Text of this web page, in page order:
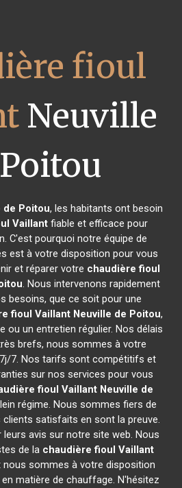
fioul
Neuville
de Poitou, les habitants ont besoin
Vaillantfiable et efficace pour
C'est pourquoi notre équipe de
est à votre disposition pour vous
et réparer votre chaudière fioul
. Nous intervenons rapidement
besoins, que ce soit pour une
fioul Vaillant Neuville de Poitou,
ou un entretien régulier. Nos délais
brefs, nous sommes à votre
7. Nos tarifs sont compétitifs et
sur nos services pour vous
fioul Vaillant Neuville de
régime. Nous sommes fiers de
satisfaits en sont la preuve.
avis sur notre site web. Nous
de la chaudière fioul Vaillant
nous sommes à votre disposition
matière de chauffage. N'hésitez